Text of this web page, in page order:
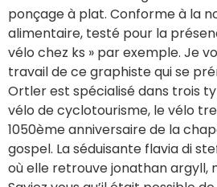
ponçage à plat. Conforme à la
alimentaire, testé pour la
vélo chez ks » par exemple. Je
travail de ce graphiste qui se
Ortler est spécialisé dans trois
vélo de cyclotourisme, le vélo
1050ème anniversaire de la
gospel. La séduisante flavia di
où elle retrouve jonathan argyll,